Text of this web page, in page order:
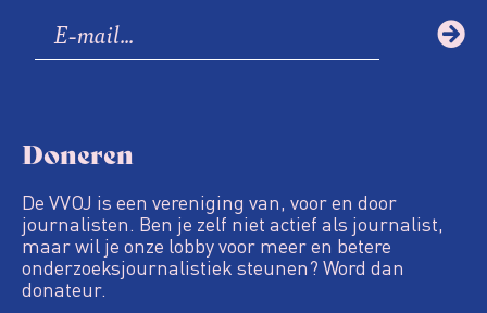
Doneren
De VVOJ is een vereniging van, voor en door
journalisten. Ben je zelf niet actief als journalist,
maar wil je onze lobby voor meer en betere
onderzoeksjournalistiek steunen? Word dan
donateur.